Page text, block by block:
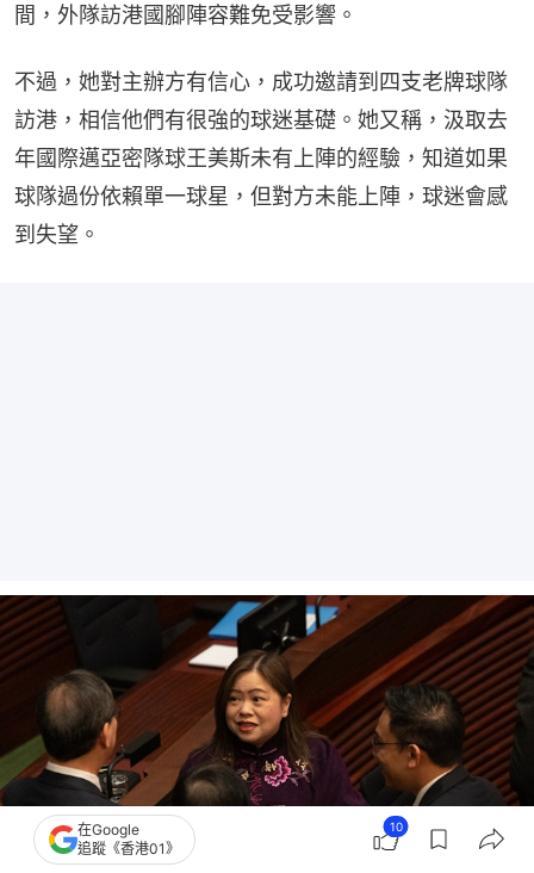
間，外隊訪港國腳陣容難免受影響。
不過，她對主辦方有信心，成功邀請到四支老牌球隊
訪港，相信他們有很強的球迷基礎。她又稱，汲取去
年國際邁亞密隊球王美斯未有上陣的經驗，知道如果
球隊過份依賴單一球星，但對方未能上陣，球迷會感
到失望。
在Google
追蹤《香港01》
10